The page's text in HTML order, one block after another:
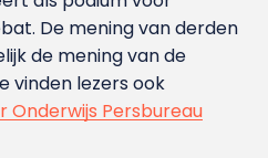
De mening van derden
de mening van de
vinden lezers ook
Onderwijs Persbureau